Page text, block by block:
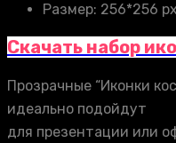
Размер: 256*256 px
Скачать набор
Прозрачные “Иконки
идеально подойдут
для презентации или